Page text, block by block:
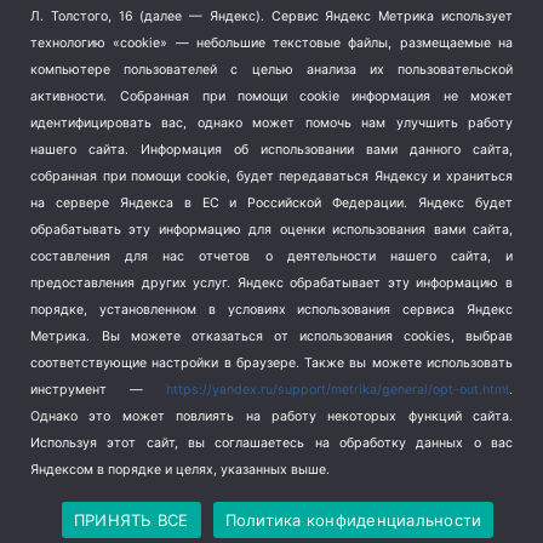
Терроризм (1)
Транспорт (262)
Туризм (178)
Флот (76)
Школа и спорт (2)
Экология (8)
Экономика (1172)
Copyright © 2026
Политика конфиденциальности
Л. Толстого, 16 (далее — Яндекс). Сервис Яндекс Метрика использует
технологию «cookie» — небольшие текстовые файлы, размещаемые на
компьютере пользователей с целью анализа их пользовательской
активности.
Собранная при помощи cookie информация не может
идентифицировать вас, однако может помочь нам улучшить работу
нашего сайта. Информация об использовании вами данного сайта,
собранная при помощи cookie, будет передаваться Яндексу и храниться
на сервере Яндекса в ЕС и Российской Федерации. Яндекс будет
обрабатывать эту информацию для оценки использования вами сайта,
составления для нас отчетов о деятельности нашего сайта, и
предоставления других услуг. Яндекс обрабатывает эту информацию в
порядке, установленном в условиях использования сервиса Яндекс
Метрика.
Вы можете отказаться от использования cookies, выбрав
соответствующие настройки в браузере. Также вы можете использовать
инструмент — https://yandex.ru/support/metrika/general/opt-out.html.
Однако это может повлиять на работу некоторых функций сайта.
Используя этот сайт, вы соглашаетесь на обработку данных о вас
Яндексом в порядке и целях, указанных выше.
ПРИНЯТЬ ВСЕ Политика конфиденциальности